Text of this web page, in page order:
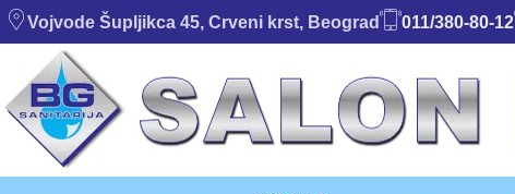
Vojvode Šupljikca 45, Crveni krst, Beograd 011/380-80-12